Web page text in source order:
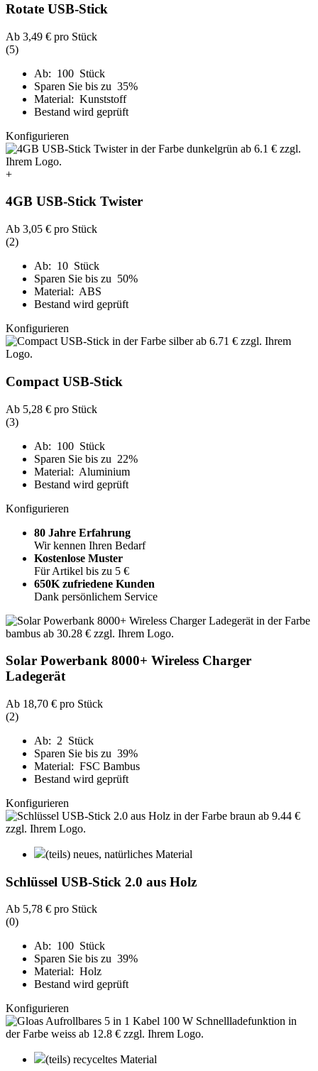
Rotate USB-Stick
Ab 3,49 € pro Stück
(5)
Ab: 100 Stück
Sparen Sie bis zu 35%
Material: Kunststoff
Bestand wird geprüft
Konfigurieren
+
4GB USB-Stick Twister
Ab 3,05 € pro Stück
(2)
Ab: 10 Stück
Sparen Sie bis zu 50%
Material: ABS
Bestand wird geprüft
Konfigurieren
Compact USB-Stick
Ab 5,28 € pro Stück
(3)
Ab: 100 Stück
Sparen Sie bis zu 22%
Material: Aluminium
Bestand wird geprüft
Konfigurieren
80 Jahre Erfahrung
Wir kennen Ihren Bedarf
Kostenlose Muster
Für Artikel bis zu 5 €
650K zufriedene Kunden
Dank persönlichem Service
Solar Powerbank 8000+ Wireless Charger
Ladegerät
Ab 18,70 € pro Stück
(2)
Ab: 2 Stück
Sparen Sie bis zu 39%
Material: FSC Bambus
Bestand wird geprüft
Konfigurieren
(teils) neues, natürliches Material
Schlüssel USB-Stick 2.0 aus Holz
Ab 5,78 € pro Stück
(0)
Ab: 100 Stück
Sparen Sie bis zu 39%
Material: Holz
Bestand wird geprüft
Konfigurieren
(teils) recyceltes Material